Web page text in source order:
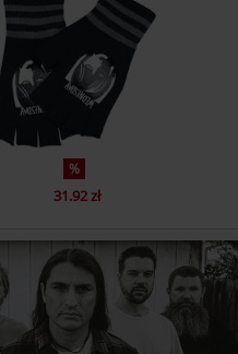
%
31.92 zł